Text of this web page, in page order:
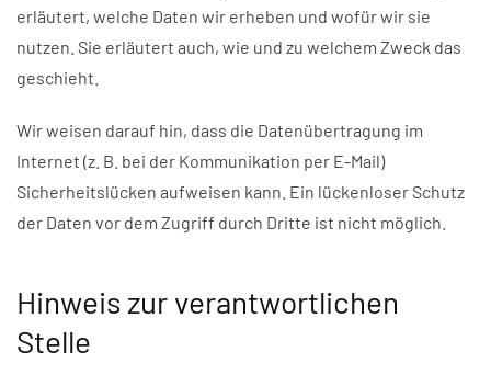
erläutert, welche Daten wir erheben und wofür wir sie
nutzen. Sie erläutert auch, wie und zu welchem Zweck das
geschieht.
Wir weisen darauf hin, dass die Datenübertragung im
Internet (z. B. bei der Kommunikation per E-Mail)
Sicherheitslücken aufweisen kann. Ein lückenloser Schutz
der Daten vor dem Zugriff durch Dritte ist nicht möglich.
Hinweis zur verantwortlichen
Stelle